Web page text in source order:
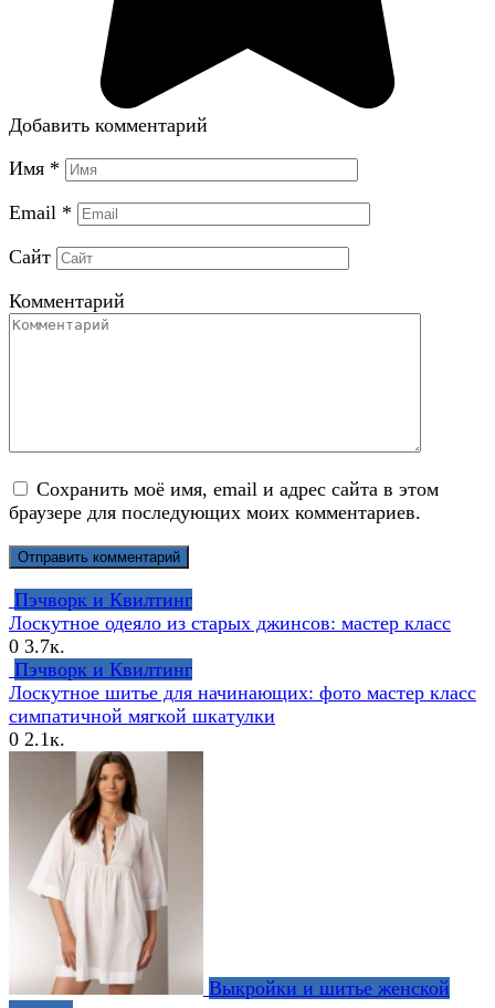
Добавить комментарий
Имя *
Email *
Сайт
Комментарий
Сохранить моё имя, email и адрес сайта в этом
браузере для последующих моих комментариев.
Пэчворк и Квилтинг
Лоскутное одеяло из старых джинсов: мастер класс
0 3.7к.
Пэчворк и Квилтинг
Лоскутное шитье для начинающих: фото мастер класс
симпатичной мягкой шкатулки
0 2.1к.
Выкройки и шитье женской